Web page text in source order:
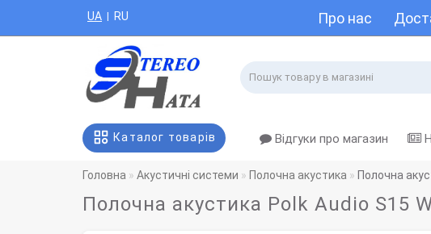
Про нас
UA | RU
Каталог товарів Відгуки про магазин
Головна Акустичні системи Полочна акустика Полочна
Полочна акустика Polk Audio S15